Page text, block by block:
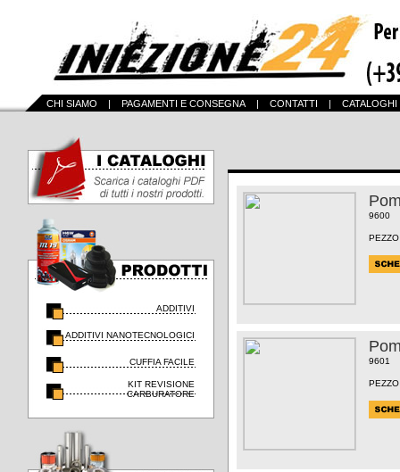
CHI SIAMO | PAGAMENTI E CONSEGNA| CONTATTI | CATALOGHI
ADDITIVI
ADDITIVI NANOTECNOLOGICI
CUFFIA FACILE
KIT REVISIONE
CARBURATORE
9600
9601